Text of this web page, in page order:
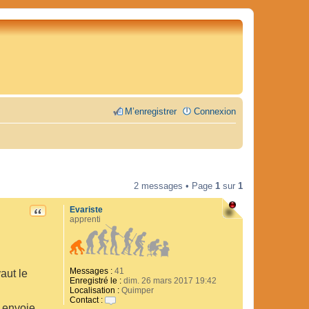
Connexion
M’enregistrer
2 messages • Page 1 sur 1
Evariste
apprenti
Messages :41
Enregistré le :dim. 26 mars 2017 19:42
Localisation :Quimper
Contact :
CITATION
le